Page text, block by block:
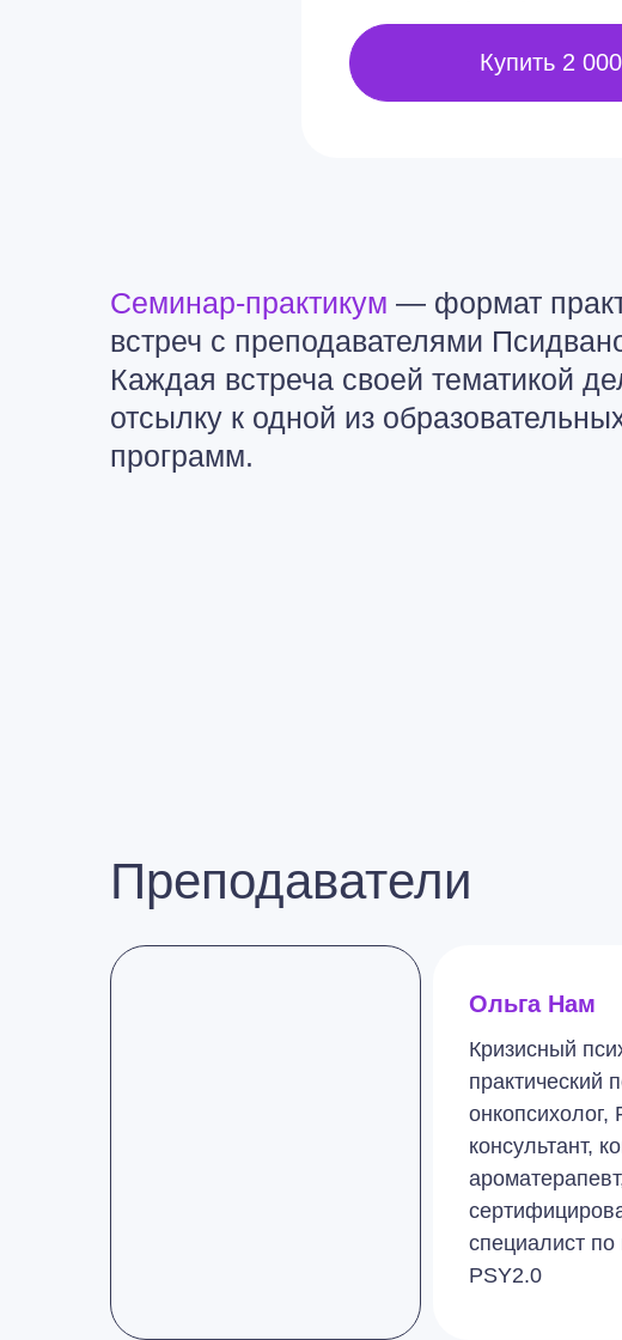
Купить 2
Семинар-практикум — формат
встреч с преподавателями
Каждая встреча своей тематикой
отсылку к одной из
программ.
Преподаватели
Ольга Нам
Кризисный
практический
онкопсихолог,
консультант,
специалист по
PSY2.0